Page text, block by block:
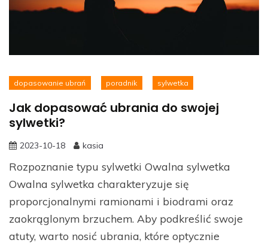
dopasowanie ubrań poradnik sylwetka
Jak dopasować ubrania do swojej
sylwetki?
2023-10-18 kasia
Rozpoznanie typu sylwetki Owalna sylwetka
Owalna sylwetka charakteryzuje się
proporcjonalnymi ramionami i biodrami oraz
zaokrąglonym brzuchem. Aby podkreślić swoje
atuty, warto nosić ubrania, które optycznie